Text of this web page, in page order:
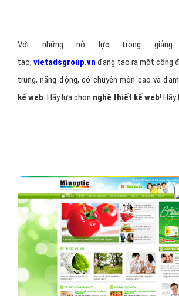
Với những nỗ lực trong
tạo,vietadsgroup.vn đang tạo ra một cộng
trung, năng động, có chuyên môn cao và
kế web. Hãy lựa chọn nghề thiết kế web!